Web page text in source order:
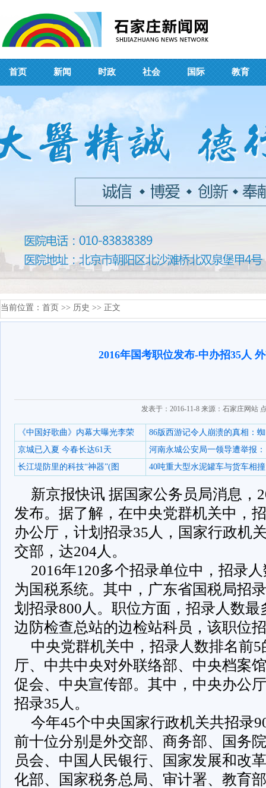
首页 新闻 时政 社会 国际 教育
当前位置： 首页 >> 历史 >> 正文
2016年国考职位发布-中办招35人
发表于：2016-11-8 来源：石家庄网站
《中国好歌曲》内幕大曝光李荣
86版西游记令人崩溃的真相：蜘
京城已入夏 今春长达61天
河南永城公安局一领导遭举报：
长江堤防里的科技“神器”(图
40吨重大型水泥罐车与货车相撞
新京报快讯 据国家公务员局消息，
发布。据了解，在中央党群机关中，
办公厅，计划招录35人，国家行政机
交部，达204人。
2016年120多个招录单位中，招录
为国税系统。其中，广东省国税局招
划招录800人。职位方面，招录人数
边防检查总站的边检站科员，该职位
中央党群机关中，招录人数排名前
厅、中共中央对外联络部、中央档案
促会、中央宣传部。其中，中央办公
招录35人。
今年45个中央国家行政机关共招录
前十位分别是外交部、商务部、国务
员会、中国人民银行、国家发展和改
化部、国家税务总局、审计署、教育